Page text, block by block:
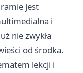
jest
i
nie zwykła
od środka.
lekcji i